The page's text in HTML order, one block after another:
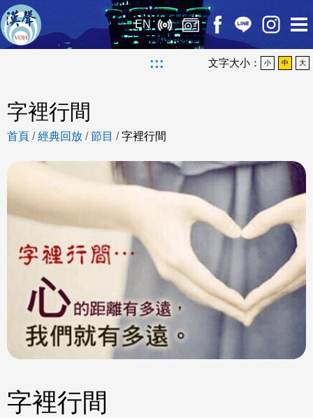
EN
::: 文字大小： 小 中 大
字裡行間
首頁 /經典回放 /節目 /字裡行間
字裡行間